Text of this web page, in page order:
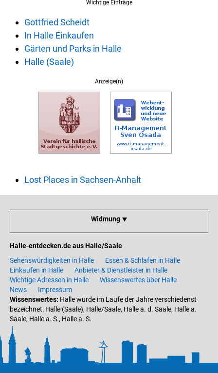
Wichtige Einträge
Gottfried Scheidt
In Halle Einkaufen
Gärten und Parks in Halle
Halle (Saale)
Anzeige(n)
Lost Places in Sachsen-Anhalt
Widmung ⯆
Halle-entdecken.de aus Halle/Saale
Sehenswürdigkeiten in Halle
Essen & Schlafen in Halle
Einkaufen in Halle
Anbieter & Dienstleister in Halle
Wichtige Adressen in Halle
Wissenswertes über Halle
News
Impressum
Wissenswertes: Halle wurde im Laufe der Jahre verschiedenst
bezeichnet: Halle (Saale), Halle/Saale, Halle a. d. Saale, Halle a.
Saale, Halle a. S., Halle a. S.